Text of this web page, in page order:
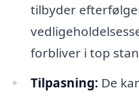
tilbyder
forbliver i top
Tilpasning: De